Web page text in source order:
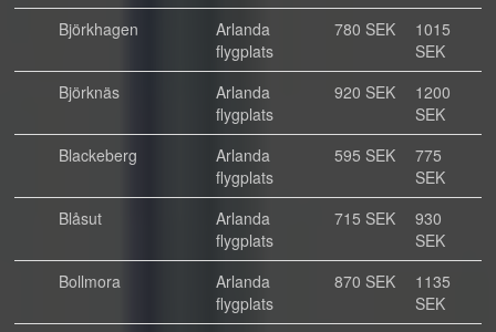
Björkhagen
Arlanda
flygplats
780 SEK
1015
SEK
Björknäs
Arlanda
flygplats
920 SEK
1200
SEK
Blackeberg
Arlanda
flygplats
595 SEK
775
SEK
Blåsut
Arlanda
flygplats
715 SEK
930
SEK
Bollmora
Arlanda
flygplats
870 SEK
1135
SEK